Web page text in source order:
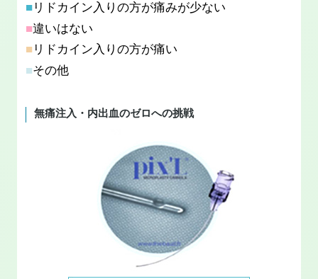
■リドカイン入りの方が痛みが少ない
■違いはない
■ リドカイン入りの方が痛い
■その他
無痛注入・内出血のゼロへの挑戦